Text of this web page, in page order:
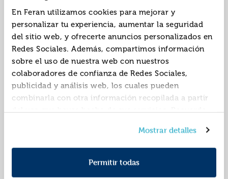
En Feran utilizamos cookies para mejorar y
personalizar tu experiencia, aumentar la seguridad
del sitio web, y ofrecerte anuncios personalizados en
Redes Sociales. Además, compartimos información
sobre el uso de nuestra web con nuestros
colaboradores de confianza de Redes Sociales,
publicidad y análisis web, los cuales pueden
combinarla con otra información recopilada a partir
consentimiento en cualquier momento. Para más
información consulta laPolítica de Cookiesy la
Política de Privacidad.
Mostrar detalles
Permitir todas
Todo lo que somos
juntos
ISBN:9788408205388
Editorial:Planeta
Autor:Kellen, Alice
Todo lo que nunca
fuimos
ISBN:9788408204824
Editorial:Planeta
Autor:Kellen, Alice
« 1 »